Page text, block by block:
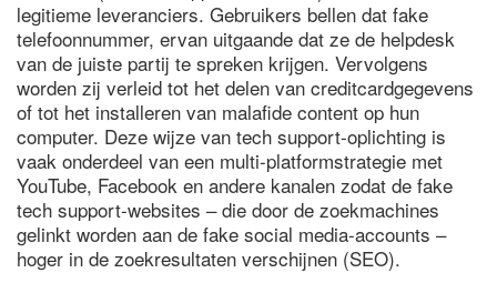
legitieme leveranciers. Gebruikers bellen dat fake
telefoonnummer, ervan uitgaande dat ze de helpdesk
van de juiste partij te spreken krijgen. Vervolgens
worden zij verleid tot het delen van creditcardgegevens
of tot het installeren van malafide content op hun
computer. Deze wijze van tech support-oplichting is
vaak onderdeel van een multi-platformstrategie met
YouTube, Facebook en andere kanalen zodat de fake
tech support-websites – die door de zoekmachines
gelinkt worden aan de fake social media-accounts –
hoger in de zoekresultaten verschijnen (SEO).